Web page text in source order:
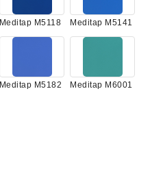
Meditap M5118 Meditap M5141
Meditap M5182 Meditap M6001